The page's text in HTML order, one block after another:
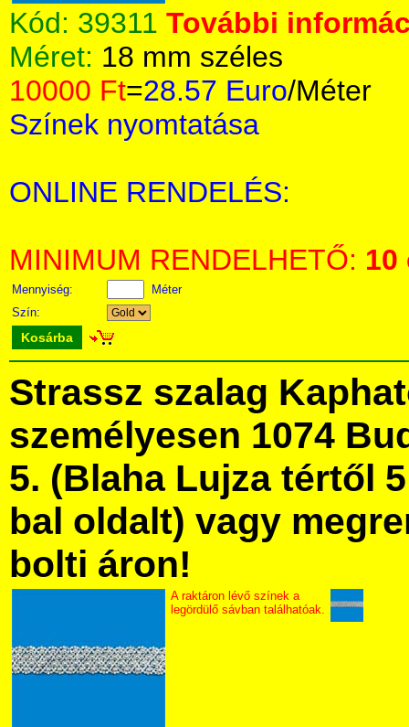
Kód: 39311 További
Méret: 18 mm széles
10000 Ft=28.57 Euro/Méter
Színek nyomtatása
ONLINE RENDELÉS:
MINIMUM RENDELHETŐ: 10
Mennyiség:
Méter
Szín:
Kosárba
Strassz szalag
személyesen 1074
5. (Blaha Lujza tértől
bal oldalt) vagy
bolti áron!
A raktáron lévő színek a
legördülő sávban találhatóak.